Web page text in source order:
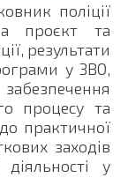
поліції
проєкт та
результати
у ЗВО,
процесу та
практичної
заходів
діяльності у